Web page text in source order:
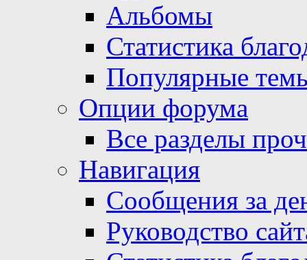
Альбомы
Статистика
Популярные
Опции форума
Все разделы
Навигация
Сообщения за
Руководство